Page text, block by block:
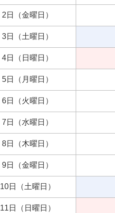
2日（金曜日）
3日（土曜日）
4日（日曜日）
5日（月曜日）
6日（火曜日）
7日（水曜日）
8日（木曜日）
9日（金曜日）
10日（土曜日）
11日（日曜日）